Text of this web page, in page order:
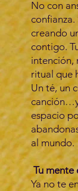
No con
confianza.
creando
contigo.
intención,
ritual que
Un té, un
espacio
al mundo.
Tu mente
Ya no te